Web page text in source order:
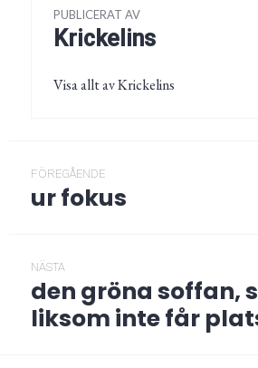
PUBLICERAT AV
Krickelins
Visa allt av Krickelins
FÖREGÅENDE
Föregående
ur fokus
NÄSTA
Nästa
post:
den gröna soffan,
liksom inte får